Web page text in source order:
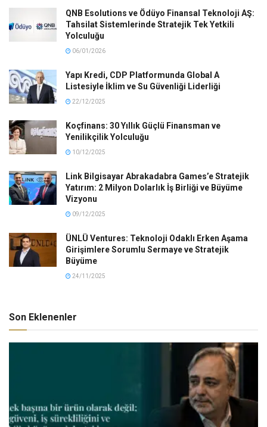
QNB Esolutions ve Ödüyo Finansal Teknoloji AŞ:
Tahsilat Sistemlerinde Stratejik Tek Yetkili
Yolculuğu
06/01/2026
Yapı Kredi, CDP Platformunda Global A
Listesiyle İklim ve Su Güvenliği Liderliği
22/12/2025
Koçfinans: 30 Yıllık Güçlü Finansman ve
Yenilikçilik Yolculuğu
10/12/2025
Link Bilgisayar Abrakadabra Games’e Stratejik
Yatırım: 2 Milyon Dolarlık İş Birliği ve Büyüme
Vizyonu
09/12/2025
ÜNLÜ Ventures: Teknoloji Odaklı Erken Aşama
Girişimlere Sorumlu Sermaye ve Stratejik
Büyüme
24/11/2025
Son Eklenenler